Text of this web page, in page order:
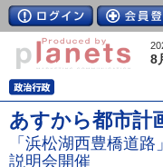
8
あすから都市計
「浜松湖西豊橋道
説明会開催